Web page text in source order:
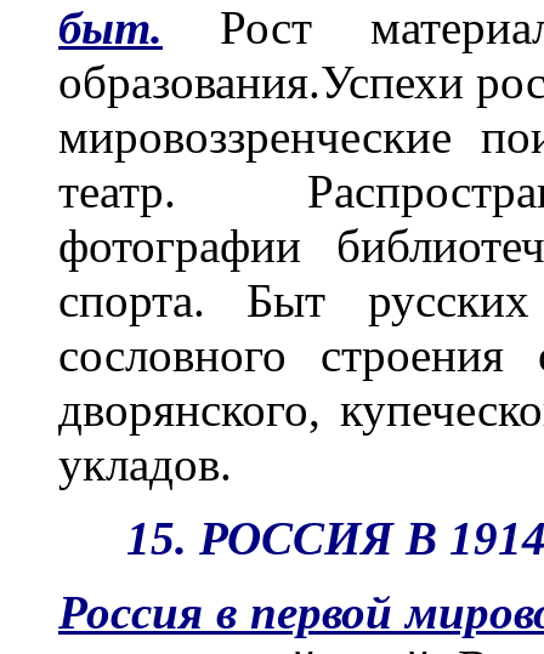
быт. Рост
образования.Успехи
мировоззренческие
театр.
фотографии
спорта. Быт
сословного
дворянского,
укладов.
15. РОССИЯ В
Россия в первой